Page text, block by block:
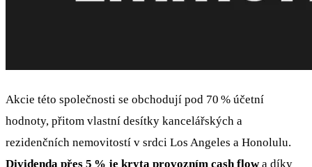
Akcie této společnosti se obchodují pod 70 % účetní
hodnoty, přitom vlastní desítky kancelářských a
rezidenčních nemovitostí v srdci Los Angeles a Honolulu.
Dividenda přes 5 % je kryta provozním cash flowa díky